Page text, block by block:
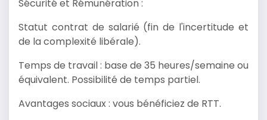
Sécurité et Rémunération :
Statut contrat de salarié (fin de l'incertitude et
de la complexité libérale).
Temps de travail : base de 35 heures/semaine ou
équivalent. Possibilité de temps partiel.
Avantages sociaux : vous bénéficiez de RTT.